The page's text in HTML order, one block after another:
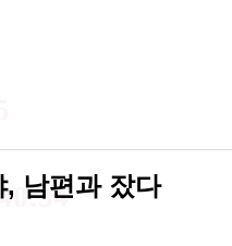
, 남편과 잤다